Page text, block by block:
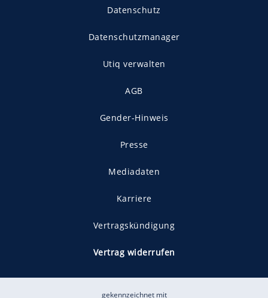
Datenschutz
Datenschutzmanager
Utiq verwalten
AGB
Gender-Hinweis
Presse
Mediadaten
Karriere
Vertragskündigung
Vertrag widerrufen
gekennzeichnet mit